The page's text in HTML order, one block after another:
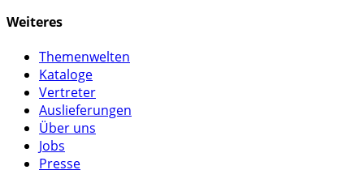
Weiteres
Themenwelten
Kataloge
Vertreter
Auslieferungen
Über uns
Jobs
Presse